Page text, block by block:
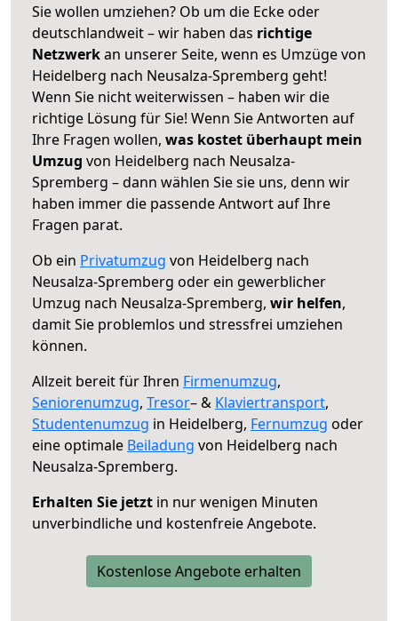
Sie wollen umziehen? Ob um die Ecke oder
deutschlandweit – wir haben das richtige
Netzwerkan unserer Seite, wenn es Umzüge von
Heidelberg nach Neusalza-Spremberg geht!
Wenn Sie nicht weiterwissen – haben wir die
richtige Lösung für Sie! Wenn Sie Antworten auf
Ihre Fragen wollen, was kostet überhaupt mein
Umzug von Heidelberg nach Neusalza-
Spremberg – dann wählen Sie sie uns, denn wir
haben immer die passende Antwort auf Ihre
Fragen parat.
Ob ein Privatumzug von Heidelberg nach
Neusalza-Spremberg oder ein gewerblicher
Umzug nach Neusalza-Spremberg, wir helfen,
damit Sie problemlos und stressfrei umziehen
können.
Allzeit bereit für Ihren Firmenumzug,
Seniorenumzug, Tresor– & Klaviertransport,
Studentenumzug in Heidelberg, Fernumzug oder
eine optimale Beiladung von Heidelberg nach
Neusalza-Spremberg.
Erhalten Sie jetzt in nur wenigen Minuten
unverbindliche und kostenfreie Angebote.
Kostenlose Angebote erhalten